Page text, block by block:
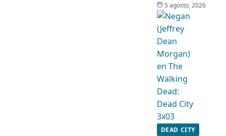
5 agosto, 2026
DEAD CITY